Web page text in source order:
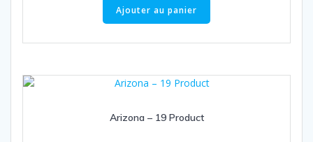
Ajouter au panier
Arizona – 19 Product